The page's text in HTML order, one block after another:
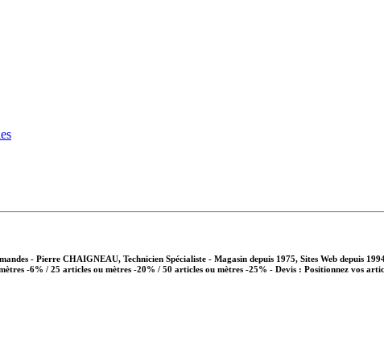
- Pierre CHAIGNEAU, Technicien Spécialiste - Magasin depuis 1975, Sites Web depuis
-6% / 25 articles ou mètres -20% / 50 articles ou mètres -25% - Devis : Positionnez vos